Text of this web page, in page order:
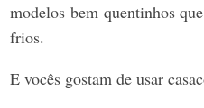
modelos bem quentinhos
frios.
E vocês gostam de usar